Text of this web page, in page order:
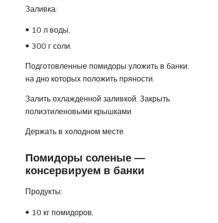
Заливка:
10 л воды,
300 г соли.
Подготовленные помидоры уложить в банки,
на дно которых положить пряности.
Залить охлажденной заливкой. Закрыть
полиэтиленовыми крышками.
Держать в холодном месте.
Помидоры соленые —
консервируем в банки
Продукты:
10 кг помидоров,